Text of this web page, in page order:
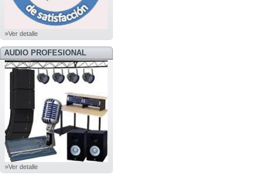
»Ver detalle
AUDIO PROFESIONAL
»Ver detalle